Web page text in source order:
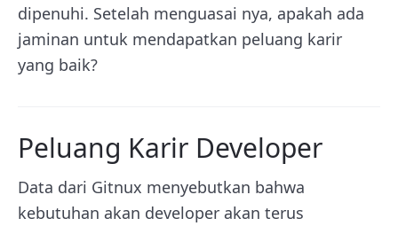
dipenuhi. Setelah menguasai nya, apakah ada
jaminan untuk mendapatkan peluang karir
yang baik?
Peluang Karir Developer
Data dari Gitnux menyebutkan bahwa
kebutuhan akan developer akan terus